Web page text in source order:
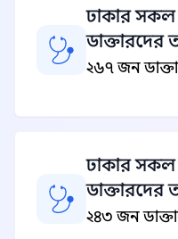
ঢাকার
ডাক্তারদের
২৬৭ জন
ঢাকার
ডাক্তারদের
২৪৩ জন